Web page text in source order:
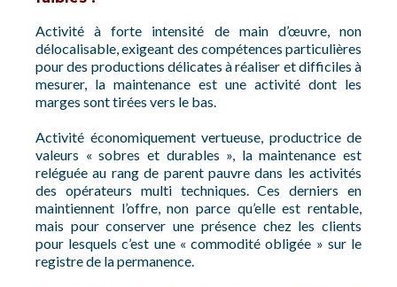
Activité à forte intensité de main d’œuvre, non
délocalisable, exigeant des compétences particulières
pour des productions délicates à réaliser et difficiles à
mesurer, la maintenance est une activité dont les
marges sont tirées vers le bas.
Activité économiquement vertueuse, productrice de
valeurs « sobres et durables », la maintenance est
reléguée au rang de parent pauvre dans les activités
des opérateurs multi techniques. Ces derniers en
maintiennent l’offre, non parce qu’elle est rentable,
mais pour conserver une présence chez les clients
pour lesquels c’est une « commodité obligée » sur le
registre de la permanence.